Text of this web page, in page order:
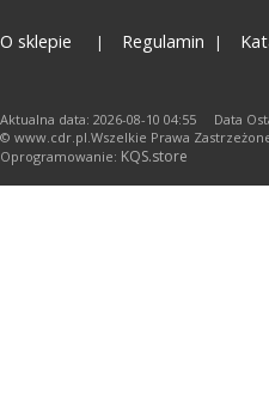
O sklepie Regulamin
Aktualna data: 2026-08-10 04:55 Data
© www.cdr.pl.Wszelkie Prawa
Oprogramowanie: KQS.store